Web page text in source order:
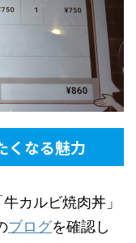
くなる魅力
カルビ焼肉丼」
ブログを確認し